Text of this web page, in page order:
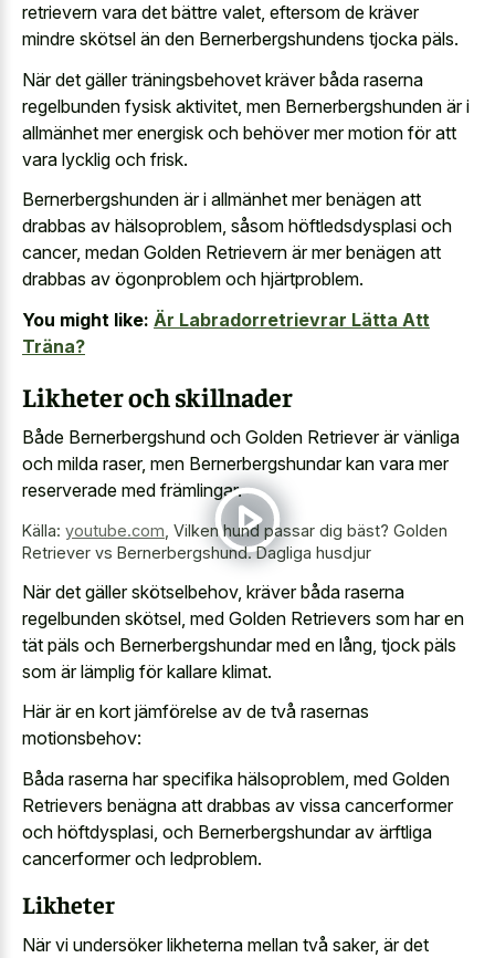
retrievern vara det bättre valet, eftersom de kräver
mindre skötsel än den Bernerbergshundens tjocka päls.
När det gäller träningsbehovet kräver båda raserna
regelbunden fysisk aktivitet, men Bernerbergshunden är i
allmänhet mer energisk och behöver mer motion för att
vara lycklig och frisk.
Bernerbergshunden är i allmänhet mer benägen att
drabbas av hälsoproblem, såsom höftledsdysplasi och
cancer, medan Golden Retrievern är mer benägen att
drabbas av ögonproblem och hjärtproblem.
You might like: Är Labradorretrievrar Lätta Att
Träna?
Likheter och skillnader
Både Bernerbergshund och Golden Retriever är vänliga
och milda raser, men Bernerbergshundar kan vara mer
reserverade med främlingar.
Källa: youtube.com Vilken hund passar dig bäst? Golden
Retriever vs Bernerbergshund. Dagliga husdjur
När det gäller skötselbehov, kräver båda raserna
regelbunden skötsel, med Golden Retrievers som har en
tät päls och Bernerbergshundar med en lång, tjock päls
som är lämplig för kallare klimat.
Här är en kort jämförelse av de två rasernas
motionsbehov:
Båda raserna har specifika hälsoproblem, med Golden
Retrievers benägna att drabbas av vissa cancerformer
och höftdysplasi, och Bernerbergshundar av ärftliga
cancerformer och ledproblem.
Likheter
När vi undersöker likheterna mellan två saker, är det